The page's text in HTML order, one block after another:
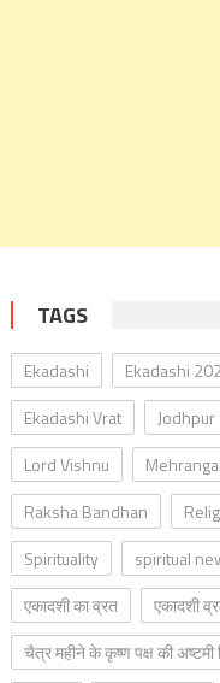
TAGS
Ekadashi Ekadashi
Ekadashi Vrat
Jodhpur
Lord Vishnu
Raksha Bandhan
Spirituality
spiritual
एकादशी का व्रत
एकादशी
चैत्र महीने के कृष्ण पक्ष की अष्टमी